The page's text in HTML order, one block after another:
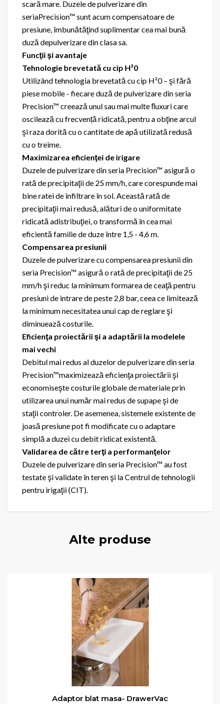
scară mare. Duzele de pulverizare din
seriaPrecision™ sunt acum compensatoare de
presiune, îmbunătăţind suplimentar cea mai bună
duză depulverizare din clasa sa.
Funcţii şi avantaje
Tehnologie brevetată cu cip H²0
Utilizând tehnologia brevetată cu cip H²0 – şi fără
piese mobile - fiecare duză de pulverizare din seria
Precision™ creează unul sau mai multe ﬂuxuri care
oscilează cu frecvență ridicată, pentru a obţine arcul
şi raza dorită cu o cantitate de apă utilizată redusă
cu o treime.
Maximizarea eficienţei de irigare
Duzele de pulverizare din seria Precision™ asigură o
rată de precipitaţii de 25 mm/h, care corespunde mai
bine ratei de infiltrare în sol. Această rată de
precipitaţii mai redusă, alături de o uniformitate
ridicată adistribuţiei, o transformă în cea mai
eficientă familie de duze între 1,5 - 4,6 m.
Compensarea presiunii
Duzele de pulverizare cu compensarea presiunii din
seria Precision™ asigură o rată de precipitaţii de 25
mm/h şi reduc la minimum formarea de ceaţă pentru
presiuni de intrare de peste 2,8 bar, ceea ce limitează
la minimum necesitatea unui cap de reglare şi
diminuează costurile.
Eficienţa proiectării şi a adaptării la modelele
mai vechi
Debitul mai redus al duzelor de pulverizare din seria
Precision™maximizează eficienţa proiectării şi
economiseşte costurile globale de materiale prin
utilizarea unui număr mai redus de supape şi de
staţii controler. De asemenea, sistemele existente de
joasă presiune pot fi modificate cu o adaptare
simplă a duzei cu debit ridicat existentă.
Validarea de către terţi a performanţelor
Duzele de pulverizare din seria Precision™ au fost
testate şi validate în teren şi la Centrul de tehnologii
pentru irigaţii (CIT).
Alte produse
Rotor seria 3504-PC